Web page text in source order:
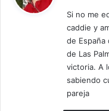
e
:
Si no me
caddie y
de España
de Las
victoria. A
sabiendo
pareja